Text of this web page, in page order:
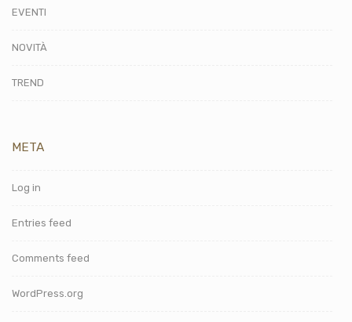
EVENTI
NOVITÀ
TREND
META
Log in
Entries feed
Comments feed
WordPress.org